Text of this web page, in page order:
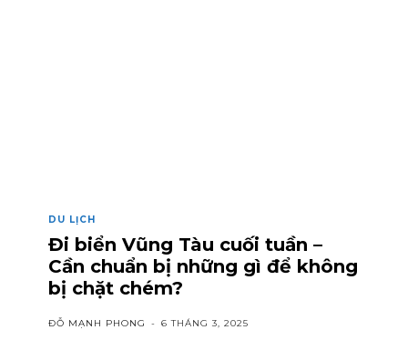
DU LỊCH
Đi biển Vũng Tàu cuối tuần –
Cần chuẩn bị những gì để không
bị chặt chém?
ĐỖ MẠNH PHONG - 6 THÁNG 3, 2025